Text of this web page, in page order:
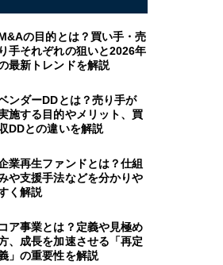
の目的とは？買い手・売
り手それぞれの狙いと2026年
最新トレンドを解説
ンダーDDとは？売り手が
施する目的やメリット、買
DDとの違いを解説
業再生ファンドとは？仕組
や支援手法などを分かりや
く解説
コア事業とは？定義や見極め
、成長を加速させる「再定
」の重要性を解説